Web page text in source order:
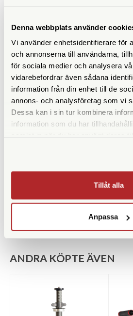
Denna webbplats använder
Vi använder enhetsidentifierare för
och annonserna till användarna,
för sociala medier och analysera
vidarebefordrar även sådana
information från din enhet till de
annons- och analysföretag som vi
Dessa kan i sin tur kombinera
information som du har
Tillåt alla
Anpassa
Maxhöjd utan mittpelare
(cm)
202
Höjd ihopfällt (cm) 89
Maxbelastning (kg) 28
Material Kolfiber
Bensektioner 4
Medföljande snabbplatta
ANDRA KÖPTE ÄVEN